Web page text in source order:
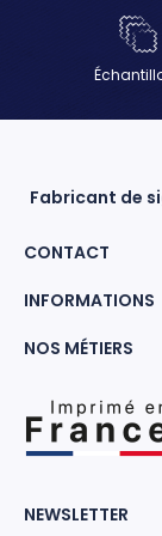
Fabricant de
CONTACT
INFORMATIONS
NOS MÉTIERS
NEWSLETTER